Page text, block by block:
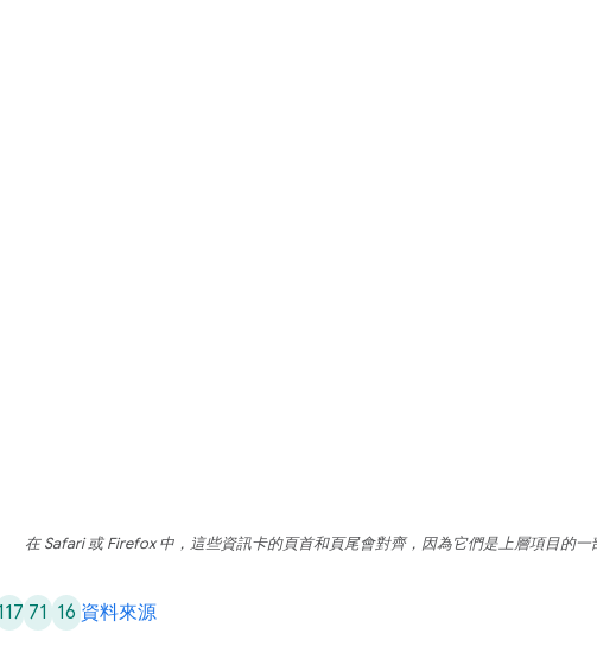
在 Safari 或 Firefox 中，這些資訊卡的頁首和頁尾會對齊，因為它們是上層項目的一
71 16 資料來源